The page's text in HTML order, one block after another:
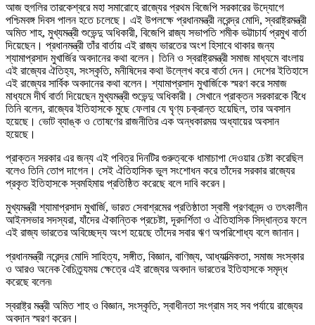
আজ হুগলির তারকেশ্বরে মহা সমারোহে রাজ্যের প্রথম বিজেপি সরকারের উদ্যোগে
পশ্চিমবঙ্গ দিবস পালন হতে চলেছে। এই উপলক্ষে প্রধানমন্ত্রী নরেন্দ্র মোদি, স্বরাষ্ট্রমন্ত্রী
অমিত শাহ, মুখ্যমন্ত্রী শুভেন্দু অধিকারী, বিজেপি রাজ্য সভাপতি শমীক ভট্টাচার্য প্রমুখ বার্তা
দিয়েছেন। প্রধানমন্ত্রী তাঁর বার্তায় এই রাজ্য ভারতের অংশ হিসাবে থাকার জন্য
শ্যামাপ্রসাদ মুখার্জির অবদানের কথা বলেন। তিনি ও স্বরাষ্ট্রমন্ত্রী সমাজ মাধ্যমে বাংলায়
এই রাজ্যের ঐতিহ্য, সংস্কৃতি, মনীষিদের কথা উল্লেখ করে বার্তা দেন। দেশের ইতিহাসে
এই রাজ্যের সার্বিক অবদানের কথা বলেন। শ্যামাপ্রসাদ মুখার্জিকে স্মরণ করে সমাজ
মাধ্যমে দীর্ঘ বার্তা দিয়েছেন মুখ্যমন্ত্রী শুভেন্দু অধিকারী। সেখানে প্রাক্তন সরকারকে বিঁধে
তিনি বলেন, রাজ্যের ইতিহাসকে মুছে ফেলার যে ঘৃণ্য চক্রান্ত হয়েছিল, তার অবসান
হয়েছে। ভোট ব্যাঙ্ক ও তোষণের রাজনীতির এক অন্ধকারময় অধ্যায়ের অবসান
হয়েছে।
প্রাক্তন সরকার এর জন্য এই পবিত্র দিনটির গুরুত্বকে ধামাচাপা দেওয়ার চেষ্টা করেছিল
বলেও তিনি তোপ দাগেন। সেই ঐতিহাসিক ভুল সংশোধন করে তাঁদের সরকার রাজ্যের
প্রকৃত ইতিহাসকে স্বমহিমায় প্রতিষ্ঠিত করেছে বলে দাবি করেন।
মুখ্যমন্ত্রী শ্যামাপ্রসাদ মুখার্জি, ভারত সেবাশ্রমের প্রতিষ্ঠাতা স্বামী প্রণবানন্দ ও তৎকালীন
আইনসভার সদস্যরা, যাঁদের ঐকান্তিক প্রচেষ্টা, দূরদর্শিতা ও ঐতিহাসিক সিদ্ধান্তর ফলে
এই রাজ্য ভারতের অবিচ্ছেদ্য অংশ হয়েছে তাঁদের সবার ঋণ অপরিশোধ্য বলে জানান।
প্রধানমন্ত্রী নরেন্দ্র মোদি সাহিত্য, সঙ্গীত, বিজ্ঞান, বাণিজ্য, আধ্যাত্মিকতা, সমাজ সংস্কার
ও আরও অনেক বৈচিত্র্যময় ক্ষেত্রে এই রাজ্যের অবদান ভারতের ইতিহাসকে সমৃদ্ধ
করেছে বলেন৷
স্বরাষ্ট্র মন্ত্রী অমিত শাহ ও বিজ্ঞান, সংস্কৃতি, স্বাধীনতা সংগ্রাম সহ সব পর্যায়ে রাজ্যের
অবদান স্মরণ করেন।